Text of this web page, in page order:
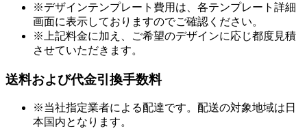
※デザインテンプレート費用は、各テンプレート詳細
画面に表示しておりますのでご確認ください。
※上記料金に加え、ご希望のデザインに応じ都度見積
させていただきます。
送料および代金引換手数料
※当社指定業者による配達です。配送の対象地域は日
本国内となります。